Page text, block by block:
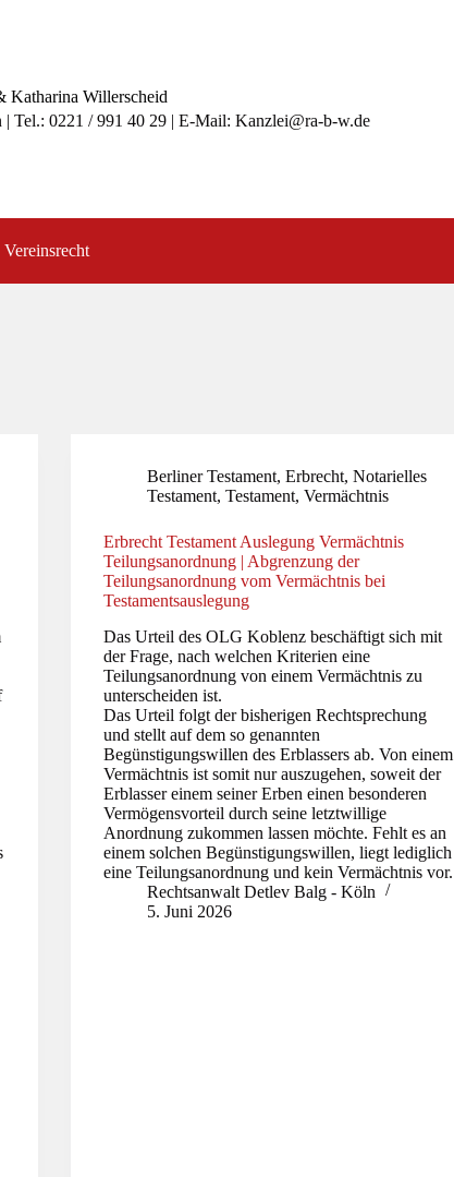
Katharina Willerscheid
Tel.: 0221 / 991 40 29 | E-Mail: Kanzlei@ra-b-w.de
Vereinsrecht
Berliner Testament,Erbrecht,Notarielles
Testament,Testament,Vermächtnis
Erbrecht Testament Auslegung Vermächtnis
Teilungsanordnung | Abgrenzung der
Teilungsanordnung vom Vermächtnis bei
Testamentsauslegung
Das Urteil des OLG Koblenz beschäftigt sich mit
der Frage, nach welchen Kriterien eine
Teilungsanordnung von einem Vermächtnis zu
unterscheiden ist.
Das Urteil folgt der bisherigen Rechtsprechung
und stellt auf dem so genannten
Begünstigungswillen des Erblassers ab. Von einem
Vermächtnis ist somit nur auszugehen, soweit der
Erblasser einem seiner Erben einen besonderen
Vermögensvorteil durch seine letztwillige
Anordnung zukommen lassen möchte. Fehlt es an
einem solchen Begünstigungswillen, liegt lediglich
eine Teilungsanordnung und kein Vermächtnis vor.
Rechtsanwalt Detlev Balg - Köln
5. Juni 2026